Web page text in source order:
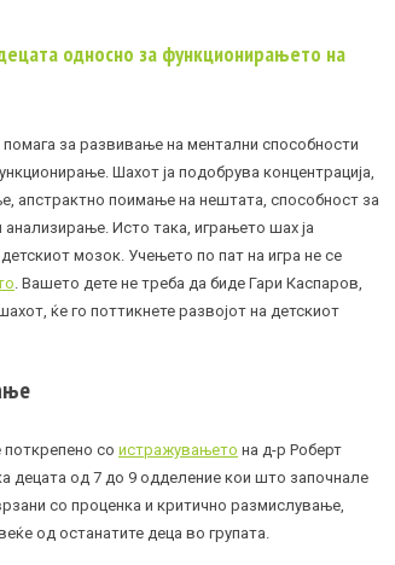
односно за функционирањето на
за развивање на ментални способности
Шахот ја подобрува концентрација,
апстрактно поимање на нештата, способност за
Исто така, играњето шах ја
мозок. Учењето по пат на игра не се
. Вашето дете не треба да биде Гари Каспаров,
ќе го поттикнете развојот на детскиот
со истражувањето на д-р Роберт
децата од 7 до 9 одделение кои што започнале
со проценка и критично размислување,
од останатите деца во групата.